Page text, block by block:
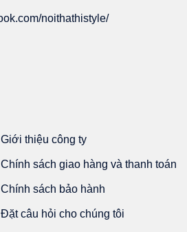
noithathistyle/
Giới thiệu công ty
Chính sách giao hàng và thanh toán
Chính sách bảo hành
Đặt câu hỏi cho chúng tôi